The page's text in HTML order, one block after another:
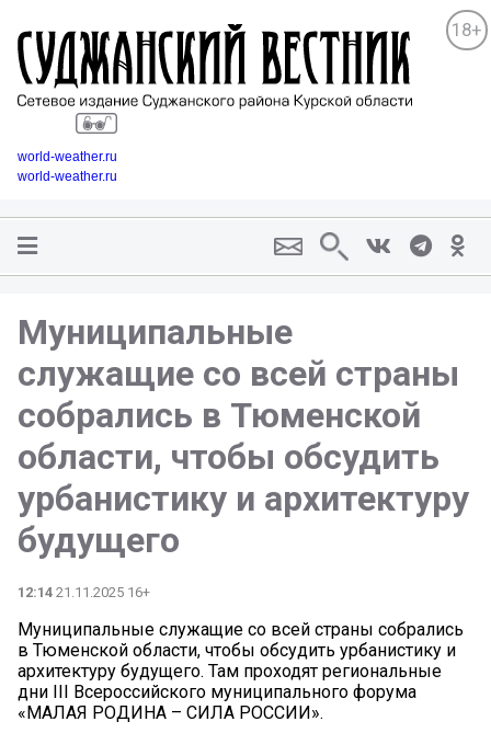
18+
world-weather.ru
world-weather.ru
Муниципальные
служащие со всей страны
собрались в Тюменской
области, чтобы обсудить
урбанистику и архитектуру
будущего
12:14 21.11.2025 16+
Муниципальные служащие со всей страны собрались
в Тюменской области, чтобы обсудить урбанистику и
архитектуру будущего. Там проходят региональные
дни III Всероссийского муниципального форума
«МАЛАЯ РОДИНА – СИЛА РОССИИ».